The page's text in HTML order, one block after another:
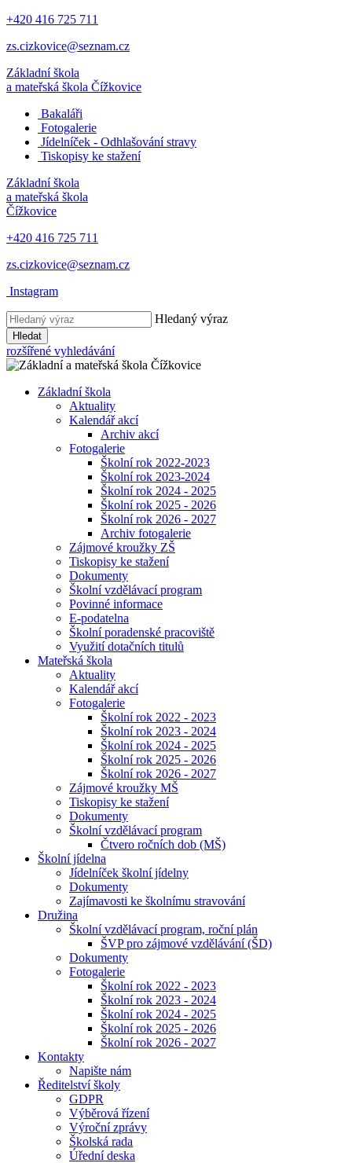
+420 416 725 711
zs.cizkovice@seznam.cz
Základní škola
a mateřská škola Čížkovice
Bakaláři
Fotogalerie
Jídelníček - Odhlašování stravy
Tiskopisy ke stažení
Základní škola
a mateřská škola
Čížkovice
+420 416 725 711
zs.cizkovice@seznam.cz
Instagram
Hledaný výraz
Hledat
rozšířené vyhledávání
Základní škola
Aktuality
Kalendář akcí
Archiv akcí
Fotogalerie
Školní rok 2022-2023
Školní rok 2023-2024
Školní rok 2024 - 2025
Školní rok 2025 - 2026
Školní rok 2026 - 2027
Archiv fotogalerie
Zájmové kroužky ZŠ
Tiskopisy ke stažení
Dokumenty
Školní vzdělávací program
Povinné informace
E-podatelna
Školní poradenské pracoviště
Využití dotačních titulů
Mateřská škola
Aktuality
Kalendář akcí
Fotogalerie
Školní rok 2022 - 2023
Školní rok 2023 - 2024
Školní rok 2024 - 2025
Školní rok 2025 - 2026
Školní rok 2026 - 2027
Zájmové kroužky MŠ
Tiskopisy ke stažení
Dokumenty
Školní vzdělávací program
Čtvero ročních dob (MŠ)
Školní jídelna
Jídelníček školní jídelny
Dokumenty
Zajímavosti ke školnímu stravování
Družina
Školní vzdělávací program, roční plán
ŠVP pro zájmové vzdělávání (ŠD)
Dokumenty
Fotogalerie
Školní rok 2022 - 2023
Školní rok 2023 - 2024
Školní rok 2024 - 2025
Školní rok 2025 - 2026
Školní rok 2026 - 2027
Kontakty
Napište nám
Ředitelství školy
GDPR
Výběrová řízení
Výroční zprávy
Školská rada
Úřední deska